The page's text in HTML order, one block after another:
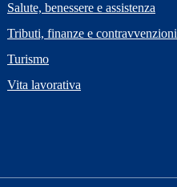
Salute, benessere e assistenza
Tributi, finanze e contravvenzioni
Turismo
Vita lavorativa